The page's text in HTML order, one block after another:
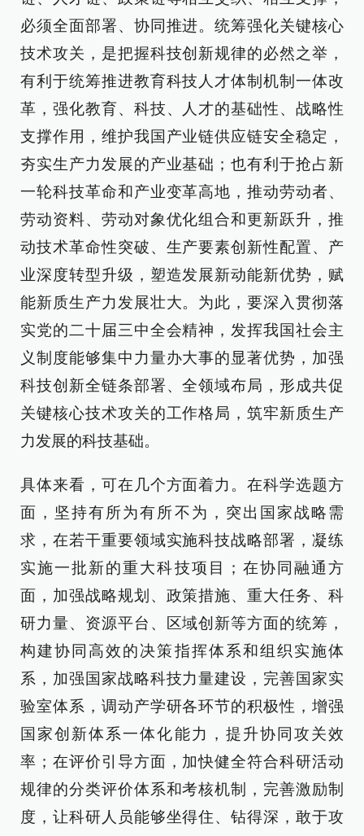
必须全面部署、协同推进。统筹强化关键核心
技术攻关，是把握科技创新规律的必然之举，
有利于统筹推进教育科技人才体制机制一体改
革，强化教育、科技、人才的基础性、战略性
支撑作用，维护我国产业链供应链安全稳定，
夯实生产力发展的产业基础；也有利于抢占新
一轮科技革命和产业变革高地，推动劳动者、
劳动资料、劳动对象优化组合和更新跃升，推
动技术革命性突破、生产要素创新性配置、产
业深度转型升级，塑造发展新动能新优势，赋
能新质生产力发展壮大。为此，要深入贯彻落
实党的二十届三中全会精神，发挥我国社会主
义制度能够集中力量办大事的显著优势，加强
科技创新全链条部署、全领域布局，形成共促
关键核心技术攻关的工作格局，筑牢新质生产
力发展的科技基础。
具体来看，可在几个方面着力。在科学选题方
面，坚持有所为有所不为，突出国家战略需
求，在若干重要领域实施科技战略部署，凝练
实施一批新的重大科技项目；在协同融通方
面，加强战略规划、政策措施、重大任务、科
研力量、资源平台、区域创新等方面的统筹，
构建协同高效的决策指挥体系和组织实施体
系，加强国家战略科技力量建设，完善国家实
验室体系，调动产学研各环节的积极性，增强
国家创新体系一体化能力，提升协同攻关效
率；在评价引导方面，加快健全符合科研活动
规律的分类评价体系和考核机制，完善激励制
度，让科研人员能够坐得住、钻得深，敢于攻